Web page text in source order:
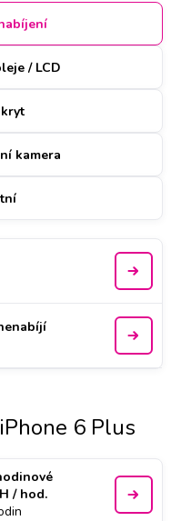
6 Plus k opravě si u
který vám ho poté
doživotní zárukou a
2 roky.
/ LCD
kamera
iPhone 6 Plus
/ hod.